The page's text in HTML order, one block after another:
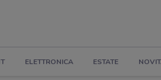
ELETTRONICA ESTATE